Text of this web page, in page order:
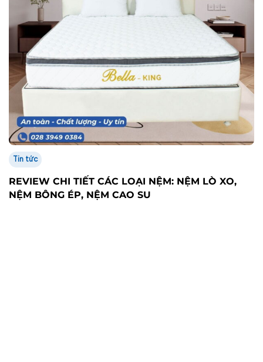
Tin tức
REVIEW CHI TIẾT CÁC LOẠI NỆM: NỆM LÒ XO,
NỆM BÔNG ÉP, NỆM CAO SU